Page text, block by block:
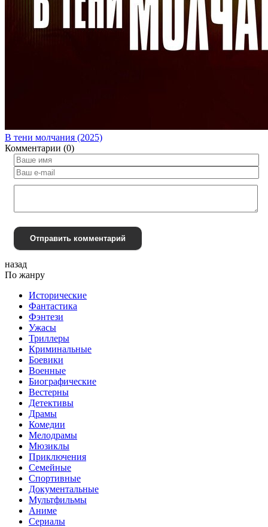
В тени молчания (2025)
Комментарии (0)
Отправить комментарий
назад
По жанру
Исторические
Фантастика
Фэнтези
Ужасы
Триллеры
Криминальные
Боевики
Военные
Биографические
Вестерны
Детективы
Драмы
Комедии
Мелодрамы
Мюзиклы
Приключения
Семейные
Спортивные
Документальные
Мультфильмы
Аниме
Сериалы